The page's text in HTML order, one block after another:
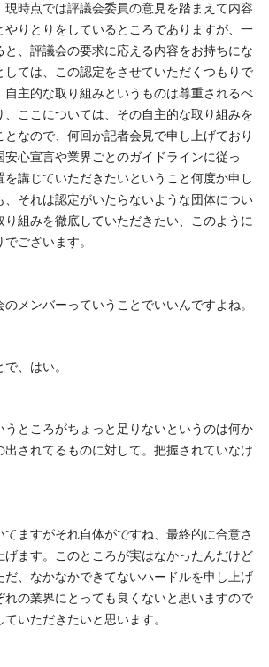
現時点では評議会委員の意見を踏まえて内容
やりとりをしているところでありますが、一
、評議会の要求に応える内容をお持ちにな
しては、この認定をさせていただくつもりで
自主的な取り組みというものは尊重されるべ
、ここについては、その自主的な取り組みを
なので、何回か記者会見で申し上げており
安心宣言や業界ごとのガイドラインに従っ
を講じていただきたいということ何度か申し
、それは認定がいたらないような団体につい
り組みを徹底していただきたい、このように
ございます。
メンバーっていうことでいいんですよね。
、はい。
うところがちょっと足りないというのは何か
されてるものに対して。把握されていなけ
ますがそれ自体がですね、最終的に合意さ
げます。このところが実はなかったんだけど
だ、なかなかできてないハードルを申し上げ
れの業界にとっても良くないと思いますので
いただきたいと思います。